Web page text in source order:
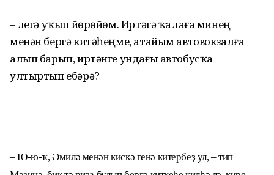
– Әлегә уҡып йөрөйөм. Иртәгә ҡалаға минең
менән бергә ки­тәһеңме, атайым автовокзалға
алып барып, иртәнге ундағы автобусҡа
ултыртып ебәрә?
– Ю-ю-ҡ, Әмилә менән кискә генә китербеҙ ул, – тип